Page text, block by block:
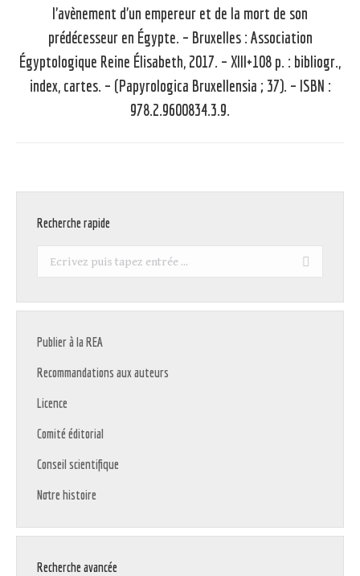
Article
suivant
:
l’avènement d’un empereur et de la mort de son
prédécesseur en Égypte. – Bruxelles : Association
Égyptologique Reine Élisabeth, 2017. – XIII+108 p. : bibliogr.,
index, cartes. – (Papyrologica Bruxellensia ; 37). – ISBN :
978.2.9600834.3.9.
Recherche rapide
Recherche
Publier à la REA
Recommandations aux auteurs
Licence
Comité éditorial
Conseil scientifique
Notre histoire
Recherche avancée